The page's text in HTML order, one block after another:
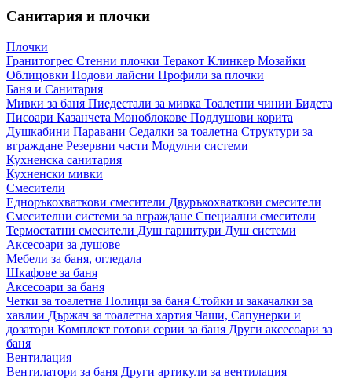
Санитария и плочки
Плочки
Гранитогрес Стенни плочки Теракот Клинкер Мозайки
Облицовки Подови лайсни Профили за плочки
Баня и Санитария
Мивки за баня Пиедестали за мивка Тоалетни чинии Бидета
Писоари Казанчета Моноблокове Поддушови корита
Душкабини Паравани Седалки за тоалетна Структури за
вграждане Резервни части Модулни системи
Кухненска санитария
Кухненски мивки
Смесители
Едноръкохваткови смесители Двуръкохваткови смесители
Смесителни системи за вграждане Специални смесители
Термостатни смесители Душ гарнитури Душ системи
Аксесоари за душове
Мебели за баня, огледала
Шкафове за баня
Аксесоари за баня
Четки за тоалетна Полици за баня Стойки и закачалки за
хавлии Държач за тоалетна хартия Чаши, Сапунерки и
дозатори Комплект готови серии за баня Други аксесоари за
баня
Вентилация
Вентилатори за баня Други артикули за вентилация